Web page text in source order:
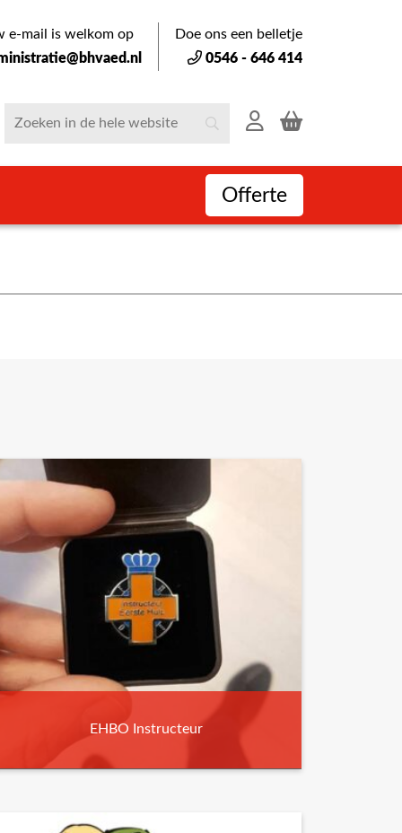
e-mail is welkom op
Doe ons een belletje
0546 - 646 414
Offerte
EHBO Instructeur